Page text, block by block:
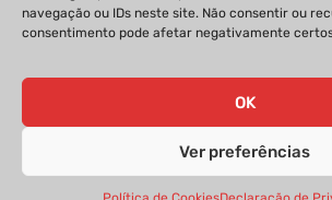
navegação ou IDs neste site. Não consentir ou
consentimento pode afetar negativamente
OK
Ver preferências
PRIVACIDADE FICHA TÉCNICA
GoRide 2026 | Todos os direitos